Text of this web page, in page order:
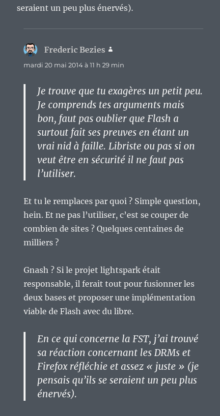
seraient un peu plus énervés).
Frederic Bezies
mardi 20 mai 2014 à 11 h 29 min
Je trouve que tu exagères un petit peu.
Je comprends tes arguments mais
bon, faut pas oublier que Flash a
surtout fait ses preuves en étant un
vrai nid à faille. Libriste ou pas si on
veut être en sécurité il ne faut pas
l’utiliser.
Et tu le remplaces par quoi ? Simple question,
hein. Et ne pas l’utiliser, c’est se couper de
combien de sites ? Quelques centaines de
milliers ?
Gnash ? Si le projet lightspark était
responsable, il ferait tout pour fusionner les
deux bases et proposer une implémentation
viable de Flash avec du libre.
En ce qui concerne la FST, j’ai trouvé
sa réaction concernant les DRMs et
Firefox réfléchie et assez « juste » (je
pensais qu’ils se seraient un peu plus
énervés).